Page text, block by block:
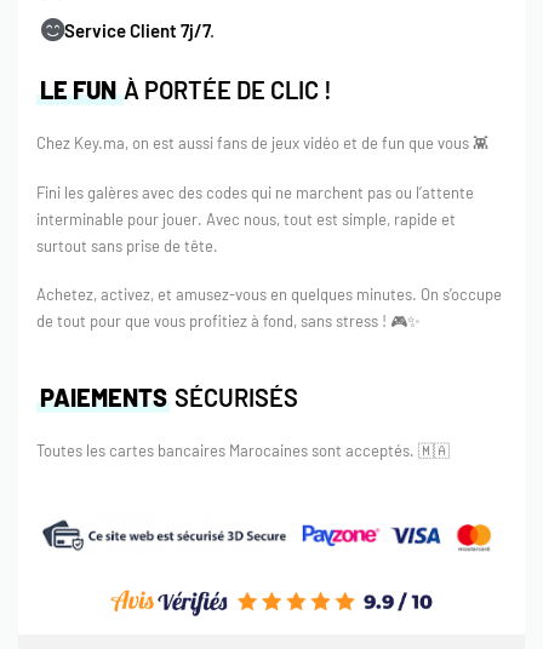
LE FUNÀ PORTÉE DE CLIC !
Chez Key.ma, on est aussi fans de jeux vidéo et de fun que vous 👾
Fini les galères avec des codes qui ne marchent pas ou l’attente
interminable pour jouer. Avec nous, tout est simple, rapide et
surtout sans prise de tête.
Achetez, activez, et amusez-vous en quelques minutes. On s’occupe
de tout pour que vous profitiez à fond, sans stress ! 🎮✨
Service Client 7j/7.
PAIEMENTS SÉCURISÉS
Toutes les cartes bancaires Marocaines sont acceptés. 🇲🇦